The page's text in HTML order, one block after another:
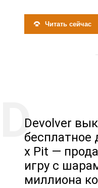
Читать сейчас
Devolver
бесплатное
x Pit —
игру с
миллиона